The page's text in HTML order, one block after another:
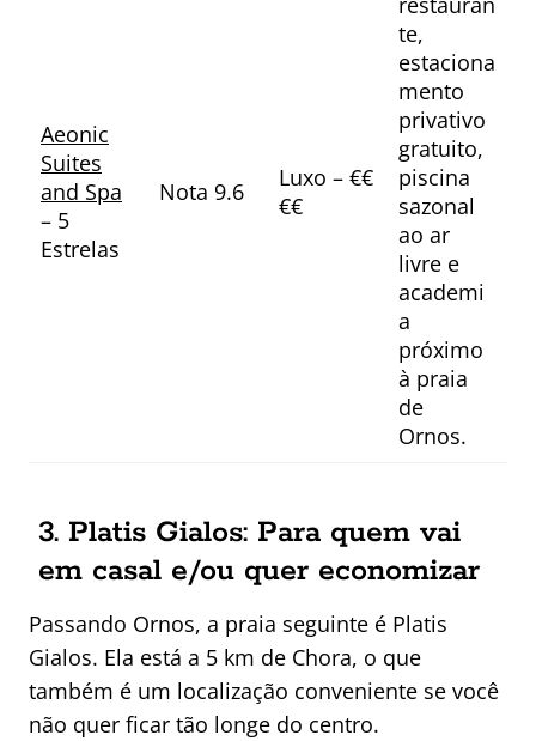
Aeonic
Suites
and Spa
– 5
Estrelas
Nota 9.6
Luxo – €€
€€
te,
estaciona
mento
privativo
gratuito,
piscina
sazonal
ao ar
livre e
academi
a
próximo
à praia
de
Ornos.
3. Platis Gialos: Para quem vai
em casal e/ou quer economizar
Passando Ornos, a praia seguinte é Platis
Gialos. Ela está a 5 km de Chora, o que
também é um localização conveniente se você
não quer ficar tão longe do centro.